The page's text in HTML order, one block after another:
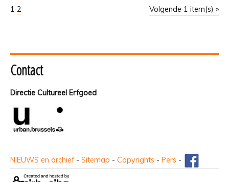
Volgende 1 item(s) »
1 2
Contact
Directie Cultureel Erfgoed
NIEUWS en archief - Sitemap - Copyrights - Pers -